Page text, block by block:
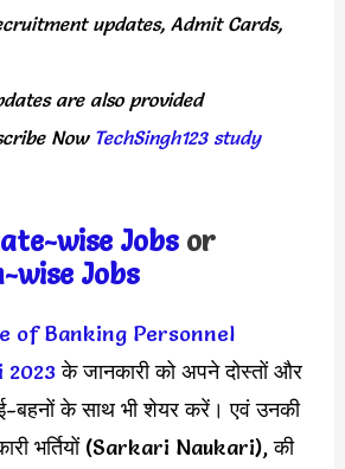
updates, Admit Cards,
are also provided
Now TechSingh123 study
wise Jobs or
wise Jobs
of Banking Personnel
के जानकारी को अपने दोस्तों और
बहनों के साथ भी शेयर करें। एवं उनकी
भर्तियों (Sarkari Naukari), की